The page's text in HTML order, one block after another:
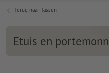
Terug naar Tassen
Etuis en